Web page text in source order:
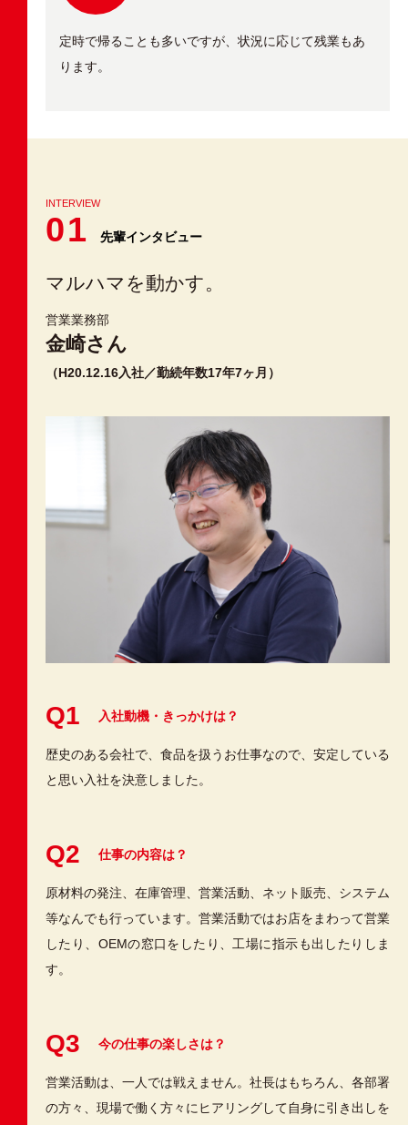
定時で帰ることも多いですが、状況に応じて残業もあ
ります。
INTERVIEW
01 先輩インタビュー
マルハマを動かす。
営業業務部
金崎さん
（H20.12.16入社／勤続年数17年7ヶ月）
Q1 入社動機・きっかけは？
歴史のある会社で、食品を扱うお仕事なので、安定している
と思い入社を決意しました。
Q2 仕事の内容は？
原材料の発注、在庫管理、営業活動、ネット販売、システム
等なんでも行っています。営業活動ではお店をまわって営業
したり、OEMの窓口をしたり、工場に指示も出したりしま
す。
Q3 今の仕事の楽しさは？
営業活動は、一人では戦えません。社長はもちろん、各部署
の方々、現場で働く方々にヒアリングして自身に引き出しを